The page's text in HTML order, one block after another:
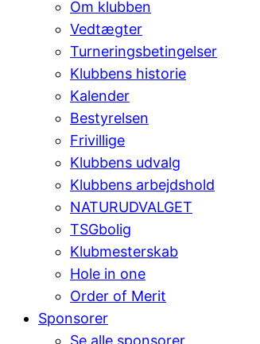
Om klubben
Vedtægter
Turneringsbetingelser
Klubbens historie
Kalender
Bestyrelsen
Frivillige
Klubbens udvalg
Klubbens arbejdshold
NATURUDVALGET
TSGbolig
Klubmesterskab
Hole in one
Order of Merit
Sponsorer
Se alle sponsorer